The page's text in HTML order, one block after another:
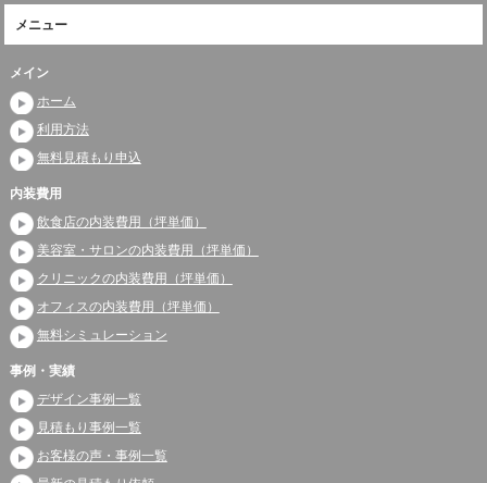
メニュー
メイン
ホーム
利用方法
無料見積もり申込
内装費用
飲食店の内装費用（坪単価）
美容室・サロンの内装費用（坪単価）
クリニックの内装費用（坪単価）
オフィスの内装費用（坪単価）
無料シミュレーション
事例・実績
デザイン事例一覧
見積もり事例一覧
お客様の声・事例一覧